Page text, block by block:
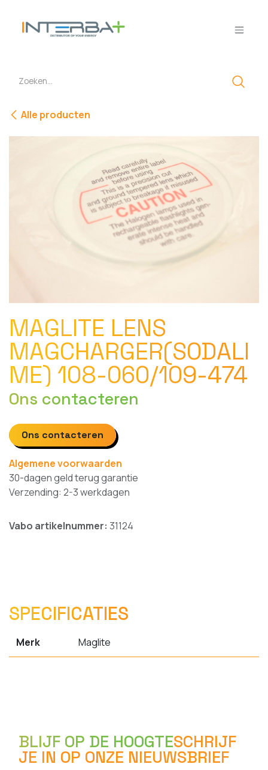
Alle producten
MAGLITE LENS
MAGCHARGER(SODALI
ME) 108-060/109-474
Ons contacteren
Ons contacteren
Algemene voorwaarden
30-dagen geld terug garantie
Verzending: 2-3 werkdagen
Vabo artikelnummer: 31124
SPECIFICATIES
Merk Maglite
BLIJF OP DE HOOGTESCHRIJF
JE IN OP ONZE NIEUWSBRIEF